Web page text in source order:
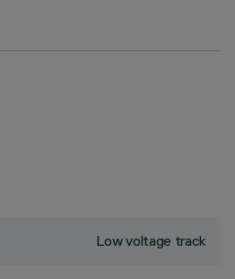
Low voltage track